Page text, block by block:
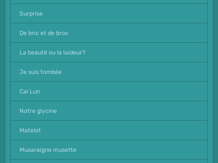
Surprise
De bric et de broc
La beauté ou la laideur?
Je suis tombée
Cai Lun
Notre glycine
Matelot
Musaraigne musette